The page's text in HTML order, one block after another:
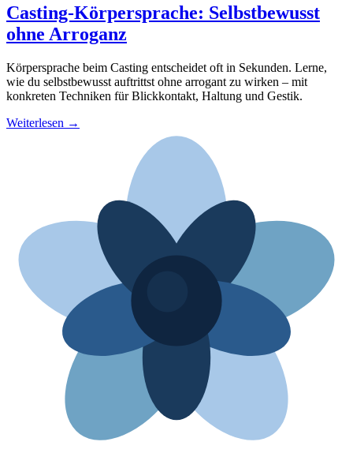
Casting-Körpersprache: Selbstbewusst
ohne Arroganz
Körpersprache beim Casting entscheidet oft in Sekunden. Lerne,
wie du selbstbewusst auftrittst ohne arrogant zu wirken – mit
konkreten Techniken für Blickkontakt, Haltung und Gestik.
Weiterlesen →